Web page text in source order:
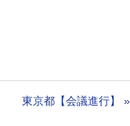
東京都【会議進行】 »